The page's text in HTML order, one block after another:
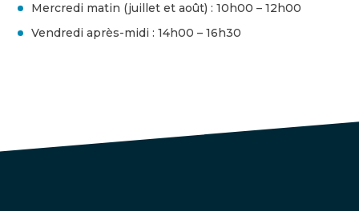
Mercredi matin (juillet et août) : 10h00 – 12h00
Vendredi après-midi : 14h00 – 16h30